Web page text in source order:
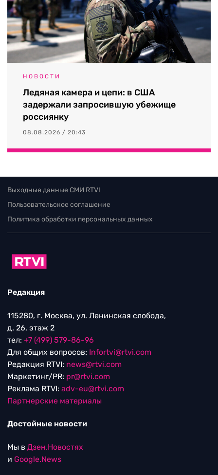
НОВОСТИ
Ледяная камера и цепи: в США
задержали запросившую убежище
россиянку
08.08.2026 / 20:43
Выходные данные СМИ RTVI
Пользовательское соглашение
Политика обработки персональных данных
Редакция
115280, г. Москва, ул. Ленинская слобода,
д. 26, этаж 2
тел: +7 (499) 579-86-96
Для общих вопросов: Infortvi@rtvi.com
Редакция RTVI: news@rtvi.com
Маркетинг/PR: pr@rtvi.com
Реклама RTVI: adv-eu@rtvi.com
Партнерские материалы
Достойные новости
Мы в Дзен.Новостях
и Google.News